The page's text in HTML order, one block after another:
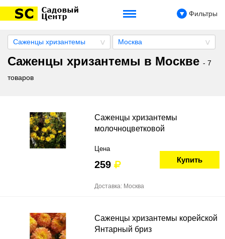
Фильтры
Саженцы хризантемы Москва
Саженцы хризантемы в Москве - 7
товаров
Саженцы хризантемы
молочноцветковой
Цена
259 Купить
Доставка: Москва
Саженцы хризантемы корейской
Янтарный бриз